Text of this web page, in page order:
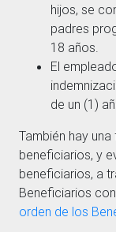
hijos, se
padres
18 años.
El
de un (1)
También hay
beneficiarios, y
beneficiarios, a
Beneficiarios
orden de los